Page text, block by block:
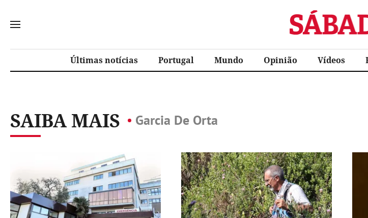
Sábado
Últimas notícias Portugal Mundo Opinião Vídeos
SAIBA MAIS Garcia De Orta